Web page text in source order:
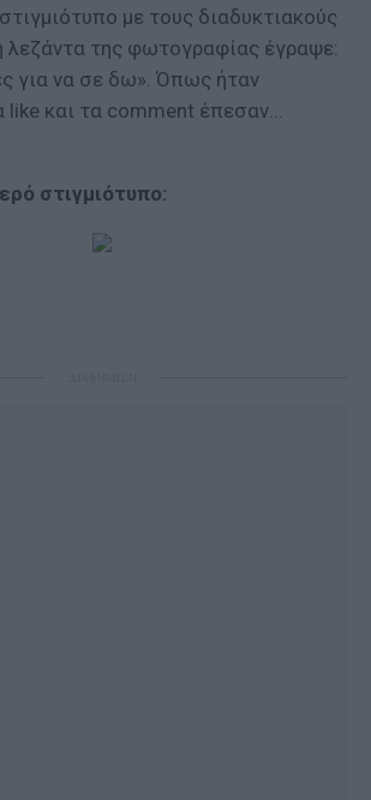
με τους διαδυκτιακούς
λεζάντα της φωτογραφίας έγραψε:
για να σε δω». Όπως ήταν
like και τα comment έπεσαν...
στιγμιότυπο: